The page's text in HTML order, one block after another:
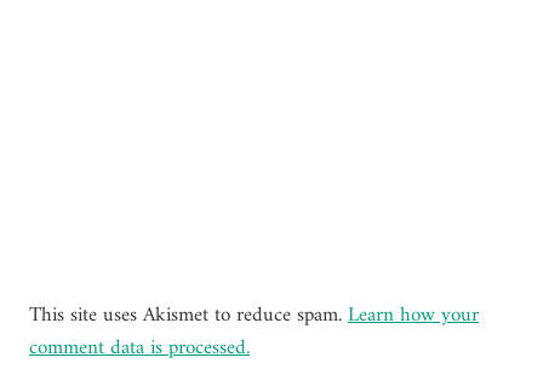
This site uses Akismet to reduce spam.Learn how your
comment data is processed.